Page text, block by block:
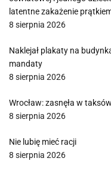
latentne zakażenie
8 sierpnia 2026
Naklejał plakaty na
mandaty
8 sierpnia 2026
Wrocław: zasnęła w
8 sierpnia 2026
Nie lubię mieć racji
8 sierpnia 2026